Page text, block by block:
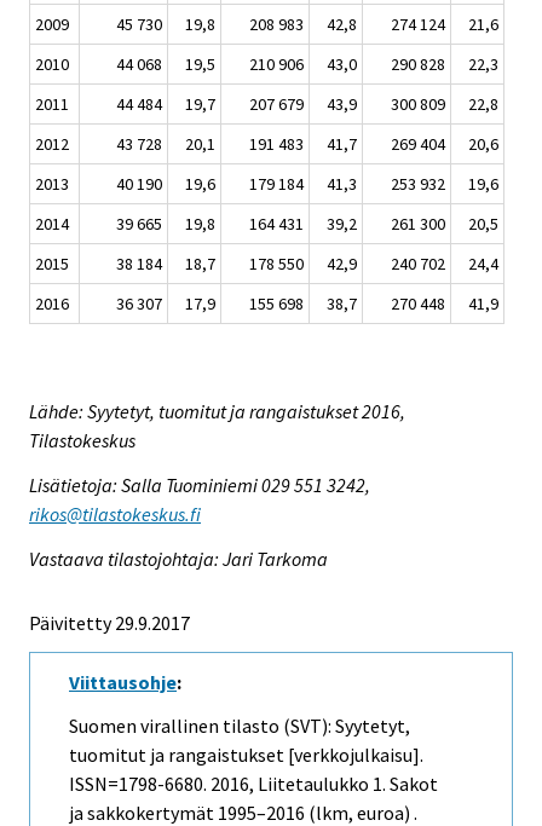
2009
45 730 19,8 208 983 42,8 274 124
21,6
2010
44 068 19,5 210 906 43,0 290 828
22,3
2011
44 484 19,7 207 679 43,9 300 809
22,8
2012
43 728 20,1 191 483 41,7 269 404
20,6
2013
40 190 19,6 179 184 41,3 253 932
19,6
2014
39 665 19,8 164 431 39,2 261 300
20,5
2015
38 184 18,7 178 550 42,9 240 702
24,4
2016
36 307 17,9 155 698 38,7 270 448 41,9
Lähde: Syytetyt, tuomitut ja rangaistukset 2016,
Tilastokeskus
Lisätietoja: Salla Tuominiemi 029 551 3242,
rikos@tilastokeskus.fi
Vastaava tilastojohtaja: Jari Tarkoma
Päivitetty 29.9.2017
Viittausohje:
Suomen virallinen tilasto (SVT): Syytetyt,
tuomitut ja rangaistukset [verkkojulkaisu].
ISSN=1798-6680. 2016, Liitetaulukko 1. Sakot
ja sakkokertymät 1995–2016 (lkm, euroa) .